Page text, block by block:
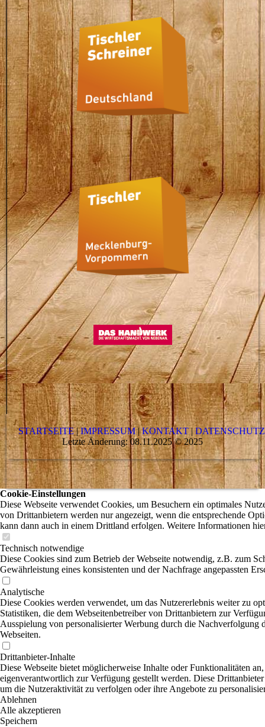
STARTSEITE|IMPRESSUM|KONTAKT|
Letzte Änderung: 08.11.2025 © 2025
Cookie-Einstellungen
Diese Webseite verwendet Cookies, um Besuchern ein optimales
von Drittanbietern werden nur angezeigt, wenn die entsprechende
kann dann auch in einem Drittland erfolgen. Weitere Informationen
Technisch notwendige
Diese Cookies sind zum Betrieb der Webseite notwendig, z.B. zum
Gewährleistung eines konsistenten und der Nachfrage angepassten
Analytische
Diese Cookies werden verwendet, um das Nutzererlebnis weiter zu
Statistiken, die dem Webseitenbetreiber von Drittanbietern zur
Ausspielung von personalisierter Werbung durch die Nachverfolgung
Webseiten.
Drittanbieter-Inhalte
Diese Webseite bietet möglicherweise Inhalte oder Funktionalitäten
eigenverantwortlich zur Verfügung gestellt werden. Diese
um die Nutzeraktivität zu verfolgen oder ihre Angebote zu
Ablehnen
Alle akzeptieren
Speichern